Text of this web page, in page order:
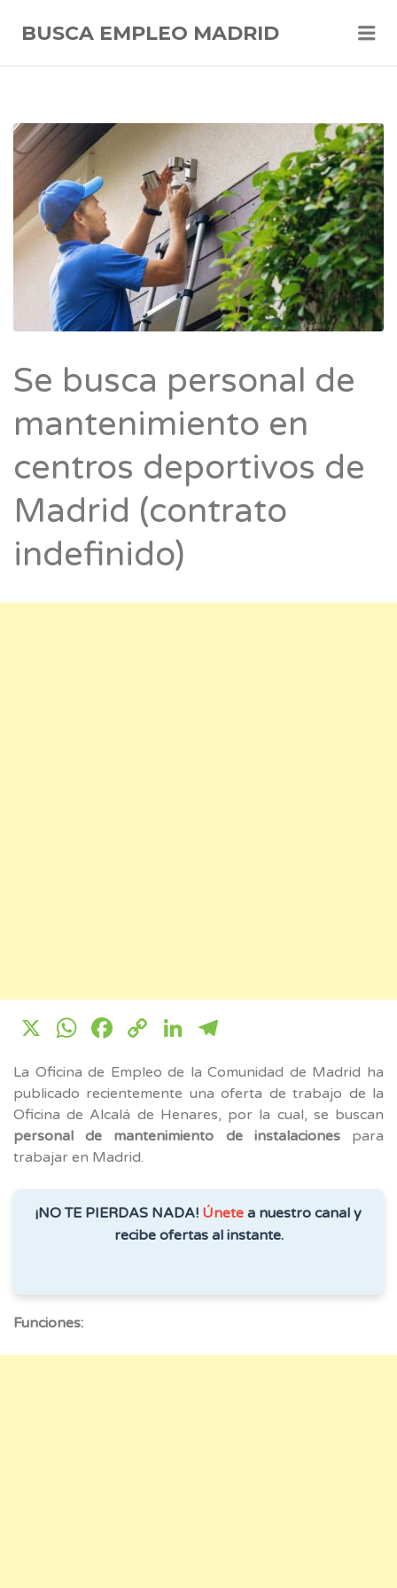
BUSCA EMPLEO MADRID
Se busca personal de
mantenimiento en
centros deportivos de
Madrid (contrato
indefinido)
X WhatsApp
Facebook
CopyLinkedIn
La Oficina de Empleo de la Comunidad de Madrid ha
publicado recientemente una oferta de trabajo de la
Oficina de Alcalá de Henares, por la cual, se buscan
personal de mantenimiento de instalacionespara
trabajar en Madrid.
¡NO TE PIERDAS NADA! Únete a nuestro canal y
recibe ofertas al instante.
Funciones: